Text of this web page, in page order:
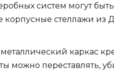
систем могут
корпусные стеллажи
каркас
можно переставлять,